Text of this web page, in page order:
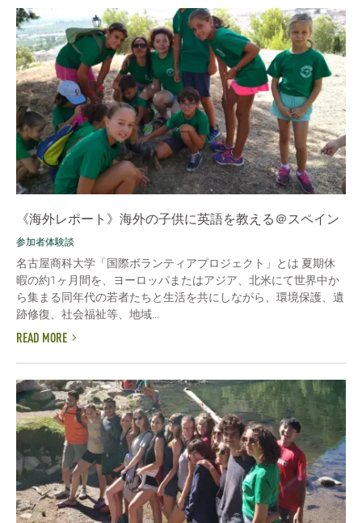
《海外レポート》海外の子供に英語を教える＠スペイン
参加者体験談
名古屋商科大学「国際ボランティアプロジェクト」とは 夏期休
暇の約1ヶ月間を、ヨーロッパまたはアジア、北米にて世界中か
ら集まる同年代の若者たちと生活を共にしながら、環境保護、遺
跡修復、社会福祉等、地域...
READ MORE